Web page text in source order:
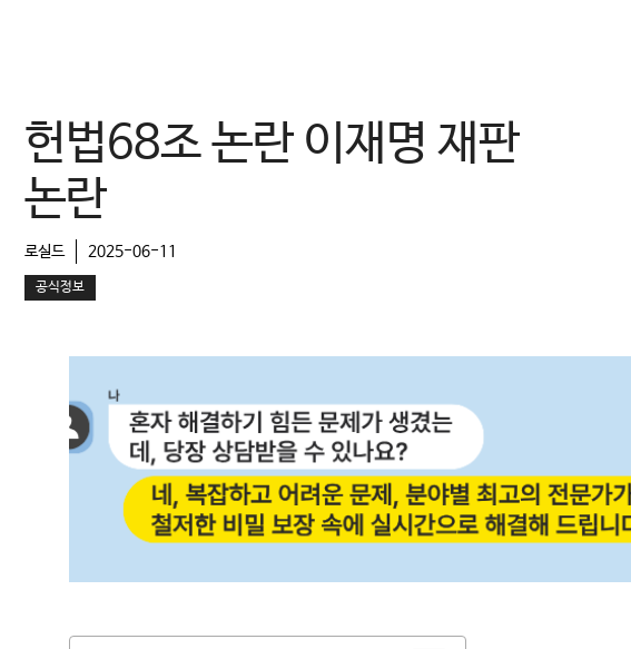
헌법68조 논란 이재명 재판
논란
로실드 2025-06-11
공식정보